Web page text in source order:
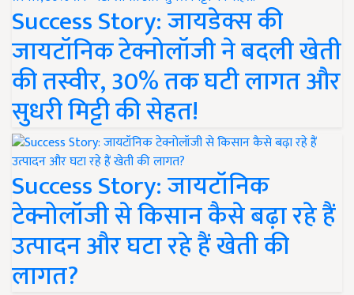
Success Story: जायडेक्स की
जायटॉनिक टेक्नोलॉजी ने बदली खेती
की तस्वीर, 30% तक घटी लागत और
सुधरी मिट्टी की सेहत!
Success Story: जायटॉनिक
टेक्नोलॉजी से किसान कैसे बढ़ा रहे हैं
उत्पादन और घटा रहे हैं खेती की
लागत?